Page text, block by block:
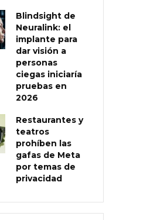
Blindsight de
Neuralink: el
implante para
dar visión a
personas
ciegas iniciaría
pruebas en
2026
Restaurantes y
teatros
prohíben las
gafas de Meta
por temas de
privacidad